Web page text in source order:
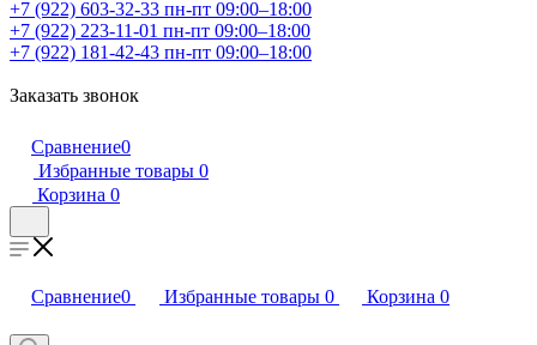
+7 (922) 603-32-33 пн-пт 09:00–18:00
+7 (922) 223-11-01 пн-пт 09:00–18:00
+7 (922) 181-42-43 пн-пт 09:00–18:00
Заказать звонок
Сравнение0
Избранные товары 0
Корзина 0
Сравнение0 Избранные товары 0 Корзина 0